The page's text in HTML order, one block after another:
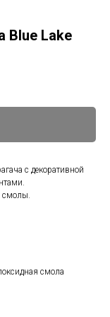
Blue Lake
с декоративной
смолы.
смола